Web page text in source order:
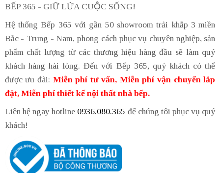
BẾP 365 - GIỮ LỬA CUỘC SỐNG!
Hệ thống Bếp 365 với gần 50 showroom trải khắp 3 miền
Bắc - Trung - Nam, phong cách phục vụ chuyên nghiệp, sản
phẩm chất lượng từ các thương hiệu hàng đầu sẽ làm quý
khách hàng hài lòng. Đến với Bếp 365, quý khách có thể
được ưu đãi: Miễn phí tư vấn, Miễn phí vận chuyển lắp
đặt, Miễn phí thiết kế nội thất nhà bếp.
Liên hệ ngay hotline 0936.080.365 để chúng tôi phục vụ quý
khách!